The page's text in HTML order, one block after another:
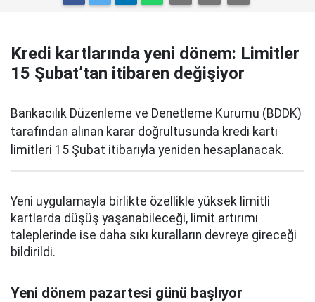
Kredi kartlarında yeni dönem: Limitler
15 Şubat’tan itibaren değişiyor
Bankacılık Düzenleme ve Denetleme Kurumu (BDDK)
tarafından alınan karar doğrultusunda kredi kartı
limitleri 15 Şubat itibarıyla yeniden hesaplanacak.
Yeni uygulamayla birlikte özellikle yüksek limitli
kartlarda düşüş yaşanabileceği, limit artırımı
taleplerinde ise daha sıkı kuralların devreye gireceği
bildirildi.
Yeni dönem pazartesi günü başlıyor